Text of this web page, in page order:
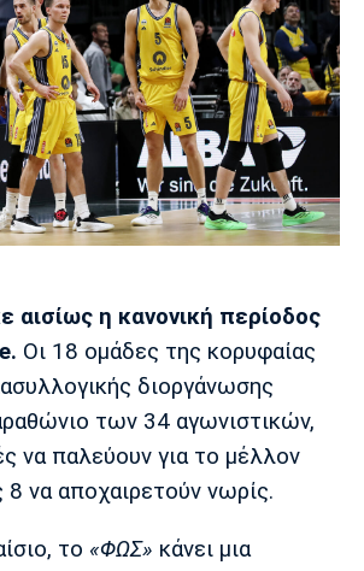
2023
Άρης ΟΦΗ
Ηρακλής Βόλος
Κηφισιά Πανσερραϊκός
Μαδρίτης
Μαδρίτης
αισίως η κανονική περίοδος
Οι 18 ομάδες της κορυφαίας
διοργάνωσης
των 34 αγωνιστικών,
να παλεύουν για το μέλλον
8 να αποχαιρετούν νωρίς.
το «ΦΩΣ» κάνει μια